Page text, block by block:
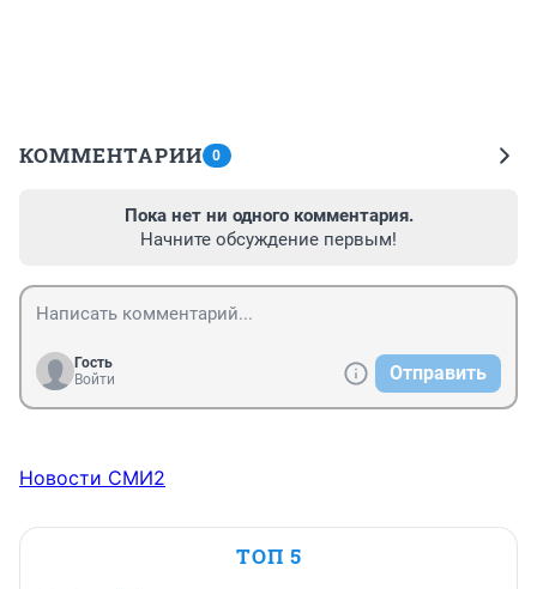
КОММЕНТАРИИ 0
Пока нет ни одного комментария.
Начните обсуждение первым!
Гость
Войти
Отправить
Новости СМИ2
ТОП 5